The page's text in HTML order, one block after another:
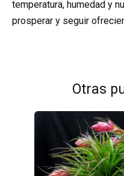
temperatura, humedad y
prosperar y seguir
Otras